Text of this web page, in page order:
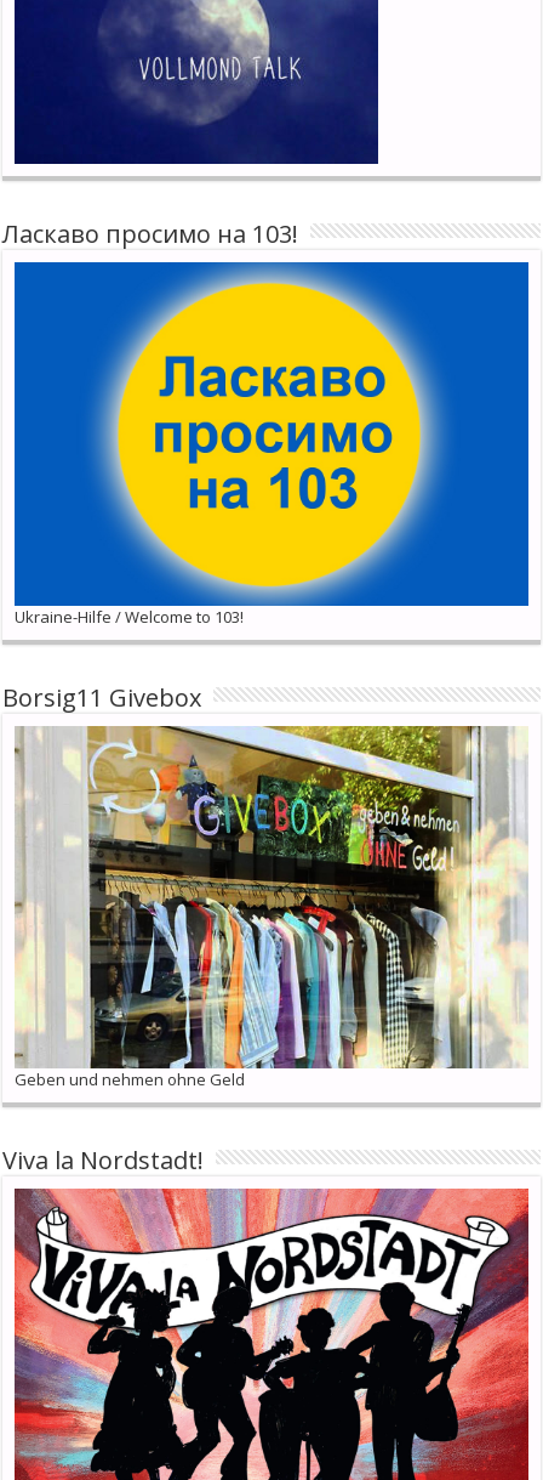
Ласкаво просимо на 103!
Ukraine-Hilfe / Welcome to 103!
Borsig11 Givebox
Geben und nehmen ohne Geld
Viva la Nordstadt!